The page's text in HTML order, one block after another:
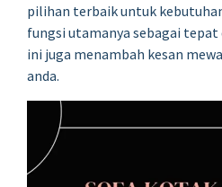
pilihan terbaik untuk
fungsi utamanya sebagai tepat
ini juga menambah kesan
anda.